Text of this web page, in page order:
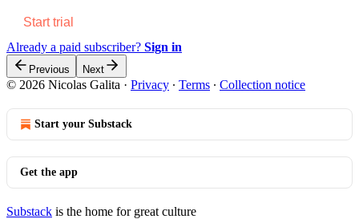
Start trial
Already a paid subscriber? Sign in
Previous Next
© 2026 Nicolas Galita · Privacy ∙ Terms ∙ Collection notice
Start your Substack
Get the app
Substack is the home for great culture